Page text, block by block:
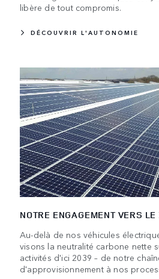
libère de tout compromis.
DÉCOUVRIR L'AUTONOMIE
NOTRE ENGAGEMENT VERS
Au-delà de nos véhicules
visons la neutralité carbone nette
activités d'ici 2039 – de notre
d'approvisionnement à nos